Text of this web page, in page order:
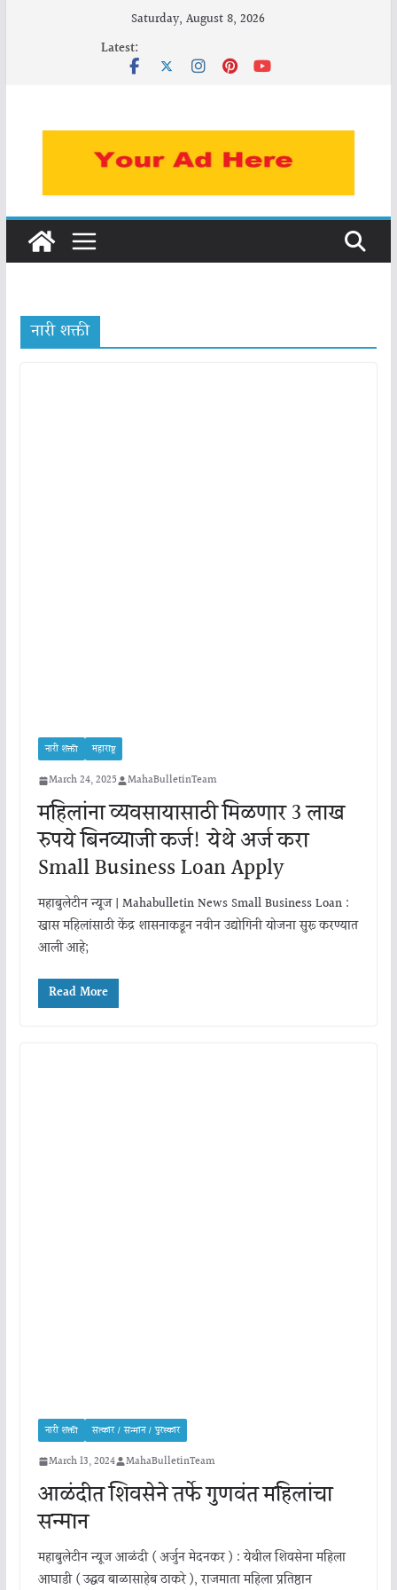
Saturday, August 8, 2026
Latest:
नारी शक्ती
नारी शक्ती महाराष्ट्र
March 24, 2025 MahaBulletinTeam
महिलांना व्यवसायासाठी मिळणार 3 लाख
रुपये बिनव्याजी कर्ज! येथे अर्ज करा
Small Business Loan Apply
महाबुलेटीन न्यूज | Mahabulletin News Small Business Loan :
खास महिलांसाठी केंद्र शासनाकडून नवीन उद्योगिनी योजना सुरू करण्यात
आली आहे;
Read More
नारी शक्ती सत्कार / सन्मान / पुरस्कार
March 13, 2024 MahaBulletinTeam
आळंदीत शिवसेने तर्फे गुणवंत महिलांचा
सन्मान
महाबुलेटीन न्यूज आळंदी ( अर्जुन मेदनकर ) : येथील शिवसेना महिला
आघाडी ( उद्धव बाळासाहेब ठाकरे ), राजमाता महिला प्रतिष्ठान